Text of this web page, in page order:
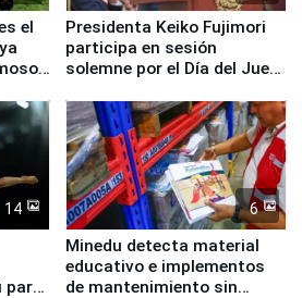
el
Presidenta Keiko Fujimori
participa en sesión
solemne por el Día del Juez
14
para
6
Minedu detecta material
educativo e implementos
de mantenimiento sin